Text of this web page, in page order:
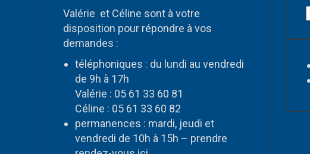
Valérie et Céline sont à votre
disposition pour répondre à vos
demandes :
téléphoniques : du lundi au vendredi
de 9h à 17h
Valérie : 05 61 33 60 81
Céline : 05 61 33 60 82
permanences : mardi, jeudi et
vendredi de 10h à 15h – prendre